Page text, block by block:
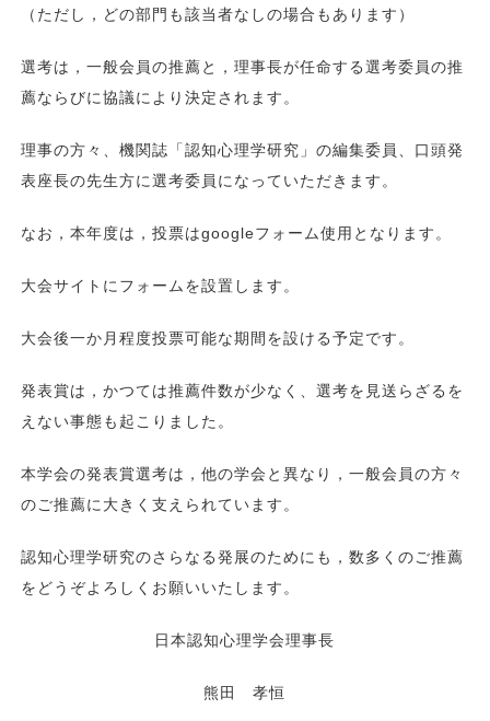
（ただし，どの部門も該当者なしの場合もあります）
選考は，一般会員の推薦と，理事長が任命する選考委員の推
薦ならびに協議により決定されます。
理事の方々、機関誌「認知心理学研究」の編集委員、口頭発
表座長の先生方に選考委員になっていただきます。
なお，本年度は，投票はgoogleフォーム使用となります。
大会サイトにフォームを設置します。
大会後一か月程度投票可能な期間を設ける予定です。
発表賞は，かつては推薦件数が少なく、選考を見送らざるを
えない事態も起こりました。
本学会の発表賞選考は，他の学会と異なり，一般会員の方々
のご推薦に大きく支えられています。
認知心理学研究のさらなる発展のためにも，数多くのご推薦
をどうぞよろしくお願いいたします。
日本認知心理学会理事長
熊田 孝恒